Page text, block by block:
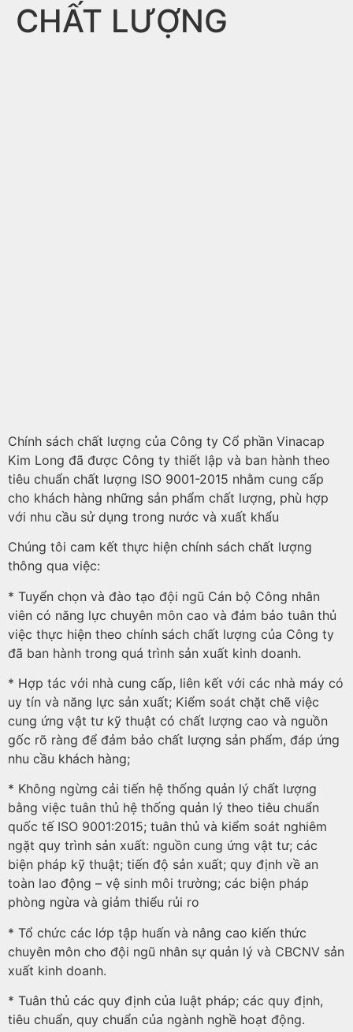
CHẤT LƯỢNG
Chính sách chất lượng của Công ty Cổ phần Vinacap
Kim Long đã được Công ty thiết lập và ban hành theo
tiêu chuẩn chất lượng ISO 9001-2015 nhằm cung cấp
cho khách hàng những sản phẩm chất lượng, phù hợp
với nhu cầu sử dụng trong nước và xuất khẩu
Chúng tôi cam kết thực hiện chính sách chất lượng
thông qua việc:
* Tuyển chọn và đào tạo đội ngũ Cán bộ Công nhân
viên có năng lực chuyên môn cao và đảm bảo tuân thủ
việc thực hiện theo chính sách chất lượng của Công ty
đã ban hành trong quá trình sản xuất kinh doanh.
* Hợp tác với nhà cung cấp, liên kết với các nhà máy có
uy tín và năng lực sản xuất; Kiểm soát chặt chẽ việc
cung ứng vật tư kỹ thuật có chất lượng cao và nguồn
gốc rõ ràng để đảm bảo chất lượng sản phẩm, đáp ứng
nhu cầu khách hàng;
* Không ngừng cải tiến hệ thống quản lý chất lượng
bằng việc tuân thủ hệ thống quản lý theo tiêu chuẩn
quốc tế ISO 9001:2015; tuân thủ và kiểm soát nghiêm
ngặt quy trình sản xuất: nguồn cung ứng vật tư; các
biện pháp kỹ thuật; tiến độ sản xuất; quy định về an
toàn lao động – vệ sinh môi trường; các biện pháp
phòng ngừa và giảm thiểu rủi ro
* Tổ chức các lớp tập huấn và nâng cao kiến thức
chuyên môn cho đội ngũ nhân sự quản lý và CBCNV sản
xuất kinh doanh.
* Tuân thủ các quy định của luật pháp; các quy định,
tiêu chuẩn, quy chuẩn của ngành nghề hoạt động.